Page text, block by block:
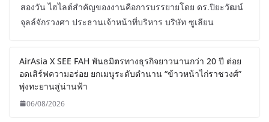
สองวัน ไฮไลต์สำคัญของงานคือการบรรยายโดย ดร.ปิยะวัฒน์
จุลล์จักรวงศา ประธานเจ้าหน้าที่บริหาร บริษัท ซูเลียน
AirAsia X SEE FAH พันธมิตรทางธุรกิจยาวนานกว่า 20 ปี ต่อย
อดเสิร์ฟความอร่อย ยกเมนูระดับตำนาน “ข้าวหน้าไก่ราชวงศ์”
พุ่งทะยานสู่น่านฟ้า
06/08/2026